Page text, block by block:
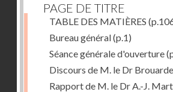
PAGE DE TITRE
TABLE DES MATIÈRES
Bureau général(p.1)
Séance générale d'ouverture
Discours de M. le Dr
Rapport de M. le Dr A.-J.